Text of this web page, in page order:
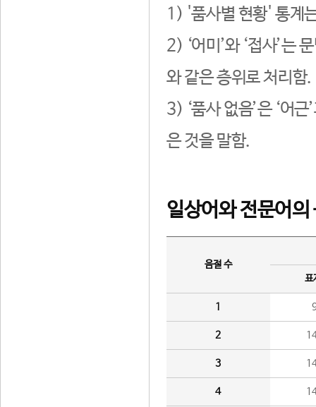
1) '품사별 현황' 통계
2) ‘어미’와 ‘접사’는
와 같은 층위로 처리함.
3) ‘품사 없음’은 ‘어
은 것을 말함.
일상어와 전문어의
음절 수
표
1
2
3
4